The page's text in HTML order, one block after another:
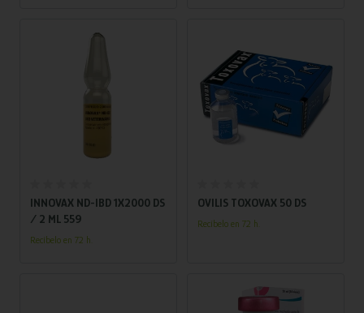
INNOVAX ND-IBD 1X2000 DS
/ 2 ML 559
Recíbelo en 72 h.
OVILIS TOXOVAX 50 DS
Recíbelo en 72 h.